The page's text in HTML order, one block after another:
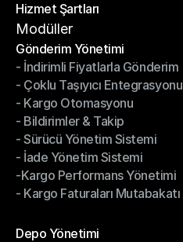
Gizlilik Politikası
Hizmet Şartları
Hizmet Şartları
Modüller
Gönderim Yönetimi
Gönderim Yönetimi
- İndirimli Fiyatlarla Gönderim
- İndirimli Fiyatlarla Gönderim
- Çoklu Taşıyıcı Entegrasyonu
- Çoklu Taşıyıcı Entegrasyonu
- Kargo Otomasyonu
- Kargo Otomasyonu
- Bildirimler & Takip
- Bildirimler & Takip
- Sürücü Yönetim Sistemi
- Sürücü Yönetim Sistemi
- İade Yönetim Sistemi
- İade Yönetim Sistemi
-Kargo Performans Yönetimi
-Kargo Performans Yönetimi
- Kargo Faturaları Mutabakatı
Depo Yönetimi